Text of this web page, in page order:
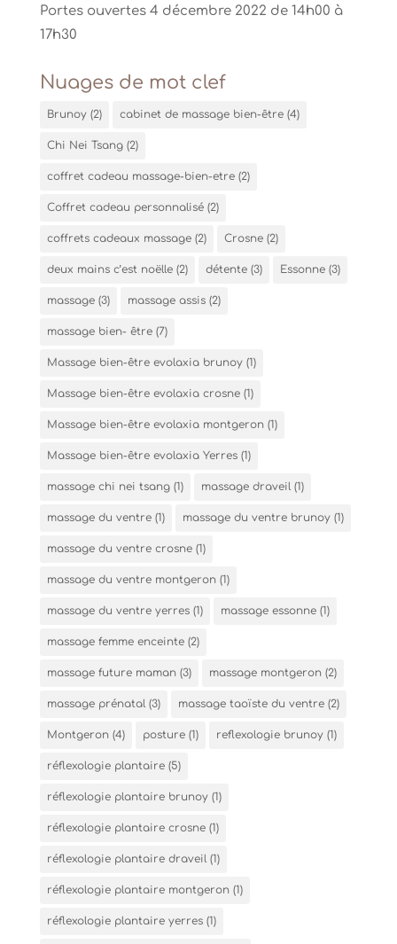
Portes ouvertes 4 décembre 2022 de 14h00 à
17h30
Nuages de mot clef
Brunoy(2) cabinet de massage bien-être(4)
Chi Nei Tsang(2)
coffret cadeau massage-bien-etre(2)
Coffret cadeau personnalisé(2)
coffrets cadeaux massage(2) Crosne(2)
deux mains c’est noëlle(2) détente(3) Essonne(3)
massage(3) massage assis(2)
massage bien- être(7)
Massage bien-être evolaxia brunoy(1)
Massage bien-être evolaxia crosne(1)
Massage bien-être evolaxia montgeron(1)
Massage bien-être evolaxia Yerres(1)
massage chi nei tsang(1) massage draveil (1)
massage du ventre(1) massage du ventre brunoy(1)
massage du ventre crosne(1)
massage du ventre montgeron(1)
massage du ventre yerres(1) massage essonne(1)
massage femme enceinte(2)
massage future maman(3) massage montgeron(2)
massage prénatal (3) massage taoïste du ventre(2)
Montgeron(4) posture(1) reflexologie brunoy(1)
réflexologie plantaire(5)
réflexologie plantaire brunoy(1)
réflexologie plantaire crosne(1)
réflexologie plantaire draveil (1)
réflexologie plantaire montgeron(1)
réflexologie plantaire yerres(1)